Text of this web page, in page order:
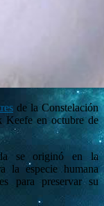
de la Constelación
Keefe en octubre de
se originó en la
la especie humana
para preservar su